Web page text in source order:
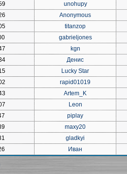
unohupy
Anonymous
titanzop
gabrieljones
kgn
Денис
Lucky Star
rapid01019
Artem_K
Leon
piplay
maxy20
gladkyi
Иван